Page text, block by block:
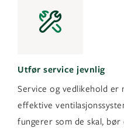
Utfør service jevnlig
Service og vedlikehold er
effektive
fungerer som de skal,